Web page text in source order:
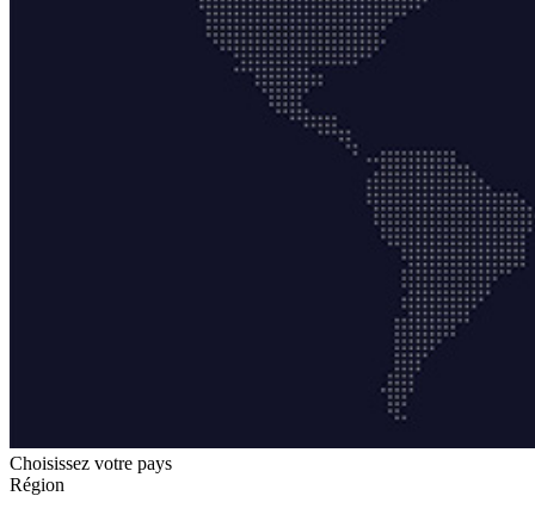
Choisissez votre pays
Région